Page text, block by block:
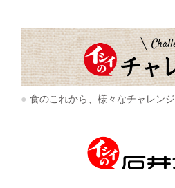
食のこれから、様々なチャレンジ